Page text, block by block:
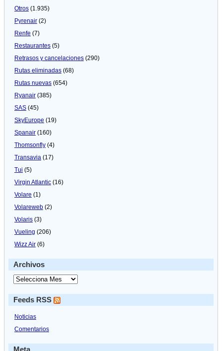
Otros (1.935)
Pyrenair (2)
Renfe (7)
Restaurantes (5)
Retrasos y cancelaciones (290)
Rutas eliminadas (68)
Rutas nuevas (654)
Ryanair (385)
SAS (45)
SkyEurope (19)
Spanair (160)
Thomsonfly (4)
Transavia (17)
Tui (5)
Virgin Atlantic (16)
Volare (1)
Volareweb (2)
Volaris (3)
Vueling (206)
Wizz Air (6)
Archivos
Feeds RSS
Noticias
Comentarios